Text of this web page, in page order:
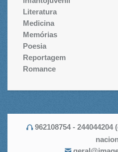
Literatura
Medicina
Memórias
Poesia
Reportagem
Romance
962108754 -